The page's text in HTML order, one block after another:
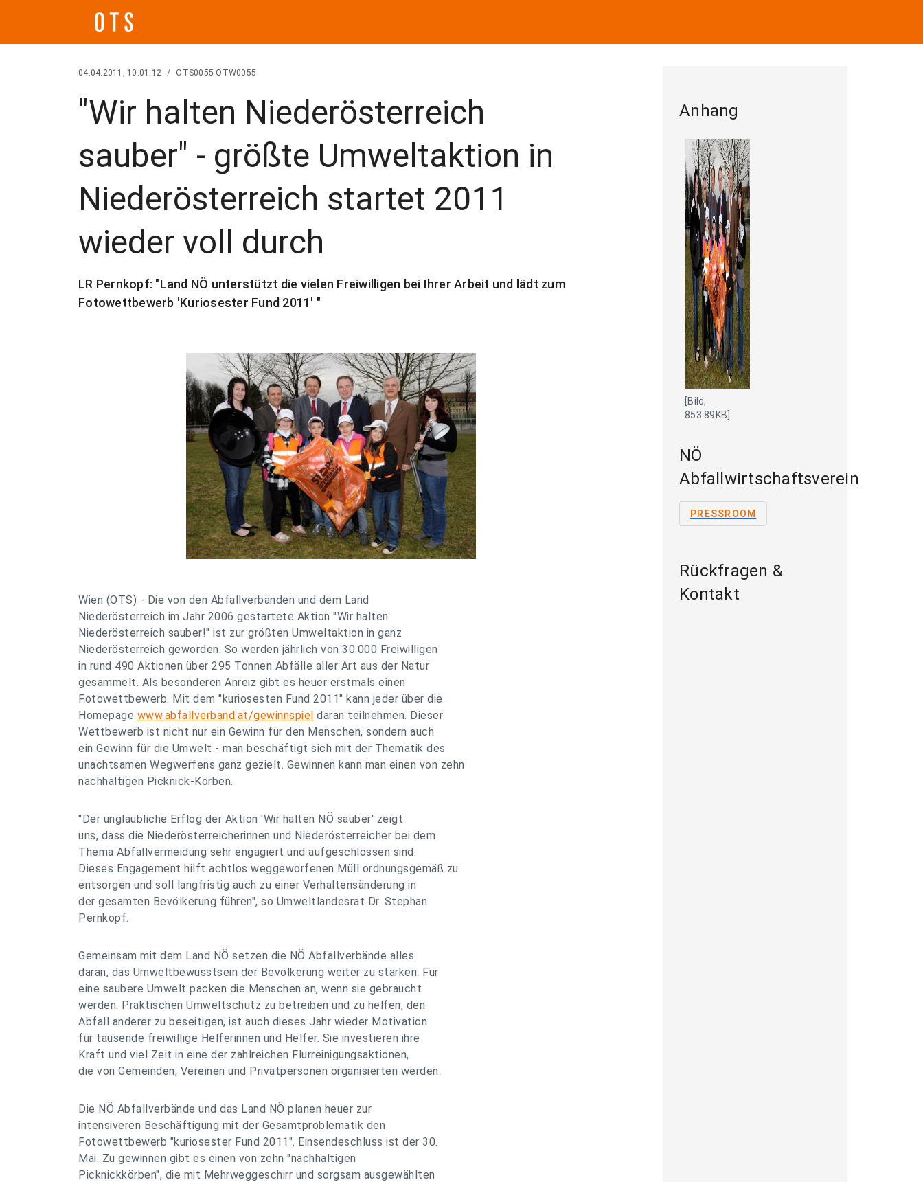
04.04.2011, 10:01:12 / OTS0055 OTW0055
"Wir halten Niederösterreich
sauber" - größte Umweltaktion in
Niederösterreich startet 2011
wieder voll durch
LR Pernkopf: "Land NÖ unterstützt die vielen Freiwilligen bei Ihrer Arbeit und lädt zum
Fotowettbewerb 'Kuriosester Fund 2011' "
Wien (OTS) - Die von den Abfallverbänden und dem Land
Niederösterreich im Jahr 2006 gestartete Aktion "Wir halten
Niederösterreich sauber!" ist zur größten Umweltaktion in ganz
Niederösterreich geworden. So werden jährlich von 30.000 Freiwilligen
in rund 490 Aktionen über 295 Tonnen Abfälle aller Art aus der Natur
gesammelt. Als besonderen Anreiz gibt es heuer erstmals einen
Fotowettbewerb. Mit dem "kuriosesten Fund 2011" kann jeder über die
Homepage www.abfallverband.at/gewinnspiel daran teilnehmen. Dieser
Wettbewerb ist nicht nur ein Gewinn für den Menschen, sondern auch
ein Gewinn für die Umwelt - man beschäftigt sich mit der Thematik des
unachtsamen Wegwerfens ganz gezielt. Gewinnen kann man einen von zehn
nachhaltigen Picknick-Körben.
"Der unglaubliche Erflog der Aktion 'Wir halten NÖ sauber' zeigt
uns, dass die Niederösterreicherinnen und Niederösterreicher bei dem
Thema Abfallvermeidung sehr engagiert und aufgeschlossen sind.
Dieses Engagement hilft achtlos weggeworfenen Müll ordnungsgemäß zu
entsorgen und soll langfristig auch zu einer Verhaltensänderung in
der gesamten Bevölkerung führen", so Umweltlandesrat Dr. Stephan
Pernkopf.
Gemeinsam mit dem Land NÖ setzen die NÖ Abfallverbände alles
daran, das Umweltbewusstsein der Bevölkerung weiter zu stärken. Für
eine saubere Umwelt packen die Menschen an, wenn sie gebraucht
werden. Praktischen Umweltschutz zu betreiben und zu helfen, den
Abfall anderer zu beseitigen, ist auch dieses Jahr wieder Motivation
für tausende freiwillige Helferinnen und Helfer. Sie investieren ihre
Kraft und viel Zeit in eine der zahlreichen Flurreinigungsaktionen,
die von Gemeinden, Vereinen und Privatpersonen organisierten werden.
Die NÖ Abfallverbände und das Land NÖ planen heuer zur
intensiveren Beschäftigung mit der Gesamtproblematik den
Fotowettbewerb "kuriosester Fund 2011". Einsendeschluss ist der 30.
Mai. Zu gewinnen gibt es einen von zehn "nachhaltigen
Picknickkörben", die mit Mehrweggeschirr und sorgsam ausgewählten
Anhang
[Bild,
853.89KB]
NÖ
Abfallwirtschaftsverein
PRESSROOM
Rückfragen &
Kontakt